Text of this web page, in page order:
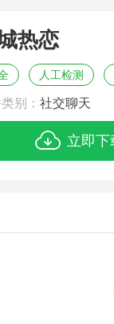
热恋
人工检测
别： 社交聊天
立即下